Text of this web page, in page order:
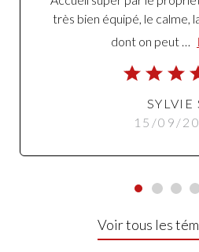
très bien équipé, le calme,
dont on peut …
SYLVIE
15/09/
Voir tous les